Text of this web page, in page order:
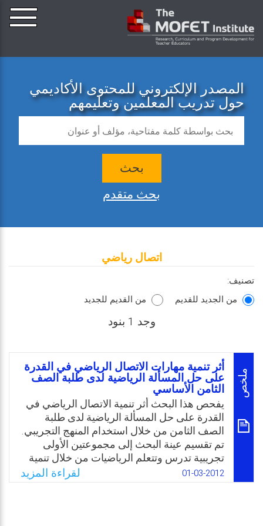
المصدر الإلكتروني للمحتوى الأكاديمي
حول تدريب المعلمين وتعليمهم
بحث
بحث متقدم
اتصال رياضي
تصنيف:
من الجديد للقديم
من القديم للجديد
وجد 1 بنود
ملخص
أثر تنمية مهارات الاتصال الرياضي في القدرة
على حل المسألة الرياضية لدى طلبة الصف
الثامن الأساسي
يفحص هذا البحث أثر تنمية الاتصال الرياضي في
القدرة على حل المسألة الرياضية لدى طلبة
الصف الثامن من خلال استخدام المنهج التجريبي.
تم تقسيم عينة البحث إلى مجموعتين الأولى
تجريبية تدرس وتتعلم الرياضيات من خلال تنمية
مهارات الاتصال الرياضي وذلك من خلال التعلم
بمجموعات صغيرة غير متجانسة التحصيل،
01-03-2012 لقراءة المزيد